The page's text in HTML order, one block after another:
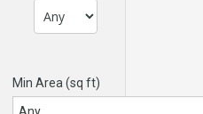
Min Area (sq ft)